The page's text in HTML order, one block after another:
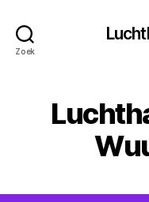
Zoek